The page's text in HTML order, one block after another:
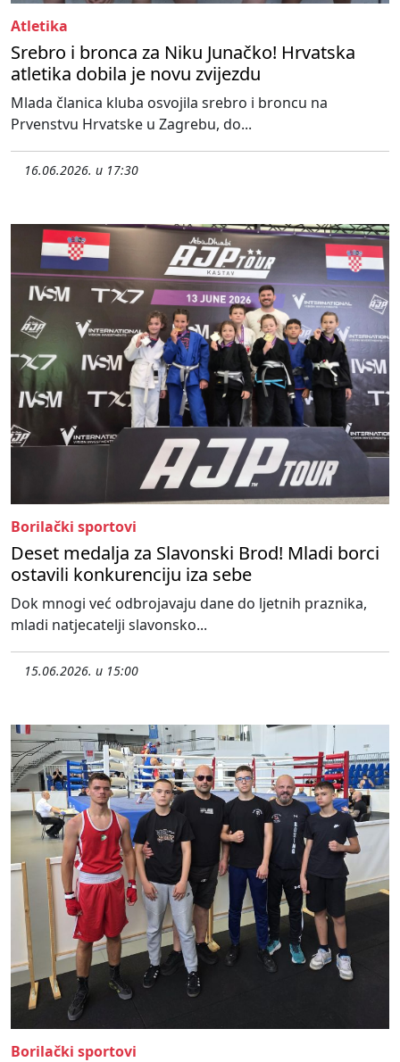
Atletika
Srebro i bronca za Niku Junačko! Hrvatska
atletika dobila je novu zvijezdu
Mlada članica kluba osvojila srebro i broncu na
Prvenstvu Hrvatske u Zagrebu, do...
16.06.2026. u 17:30
Borilački sportovi
Deset medalja za Slavonski Brod! Mladi borci
ostavili konkurenciju iza sebe
Dok mnogi već odbrojavaju dane do ljetnih praznika,
mladi natjecatelji slavonsko...
15.06.2026. u 15:00
Borilački sportovi